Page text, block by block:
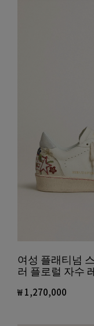
여성 플래티넘
러 플로럴 자수
₩ 1,270,000